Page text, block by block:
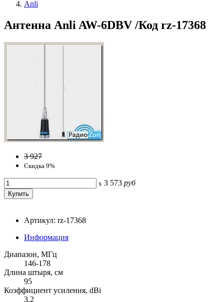
Anli
Антенна Anli AW-6DBV /Код rz-17368
3 927
Скидка 9%
x 3 573 руб
Артикул: rz-17368
Информация
Диапазон, МГц
146-178
Длина штыря, см
95
Коэффициент усиления, dBi
3,2